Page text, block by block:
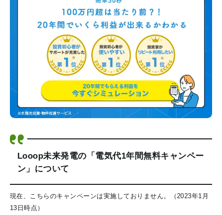
Looop未来発電の「電気代1年間無料キャンペー
ン」について
現在、こちらのキャンペーンは実施しておりません。（2023年1月
13日時点）